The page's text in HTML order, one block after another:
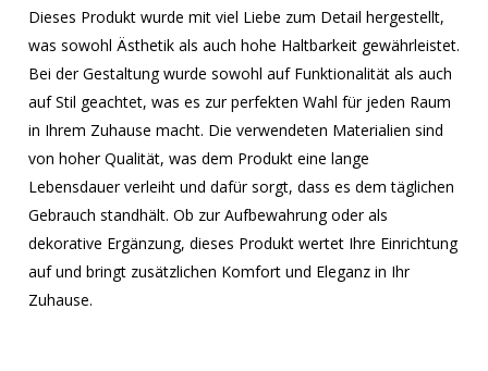
Dieses Produkt wurde mit viel Liebe zum Detail hergestellt,
was sowohl Ästhetik als auch hohe Haltbarkeit gewährleistet.
Bei der Gestaltung wurde sowohl auf Funktionalität als auch
auf Stil geachtet, was es zur perfekten Wahl für jeden Raum
in Ihrem Zuhause macht. Die verwendeten Materialien sind
von hoher Qualität, was dem Produkt eine lange
Lebensdauer verleiht und dafür sorgt, dass es dem täglichen
Gebrauch standhält. Ob zur Aufbewahrung oder als
dekorative Ergänzung, dieses Produkt wertet Ihre Einrichtung
auf und bringt zusätzlichen Komfort und Eleganz in Ihr
Zuhause.